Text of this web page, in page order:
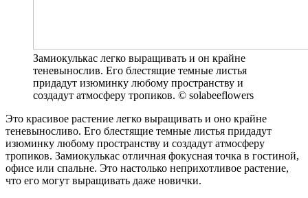
Замиокулькас легко выращивать и он крайне
теневынослив. Его блестящие темные листья
придадут изюминку любому пространству и
создадут атмосферу тропиков. © solabeeflowers
Это красивое растение легко выращивать и оно крайне
теневыносливо. Его блестящие темные листья придадут
изюминку любому пространству и создадут атмосферу
тропиков. Замиокулькас отличная фокусная точка в гостиной,
офисе или спальне. Это настолько неприхотливое растение,
что его могут выращивать даже новички.